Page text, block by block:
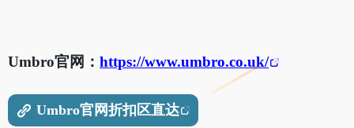
Umbro官网： https://www.umbro.co.uk/
Umbro官网折扣区直达